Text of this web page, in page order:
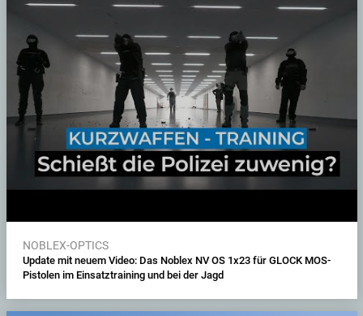
NOBLEX-OPTICS
Update mit neuem Video: Das Noblex NV OS 1x23 für GLOCK MOS-
Pistolen im Einsatztraining und bei der Jagd